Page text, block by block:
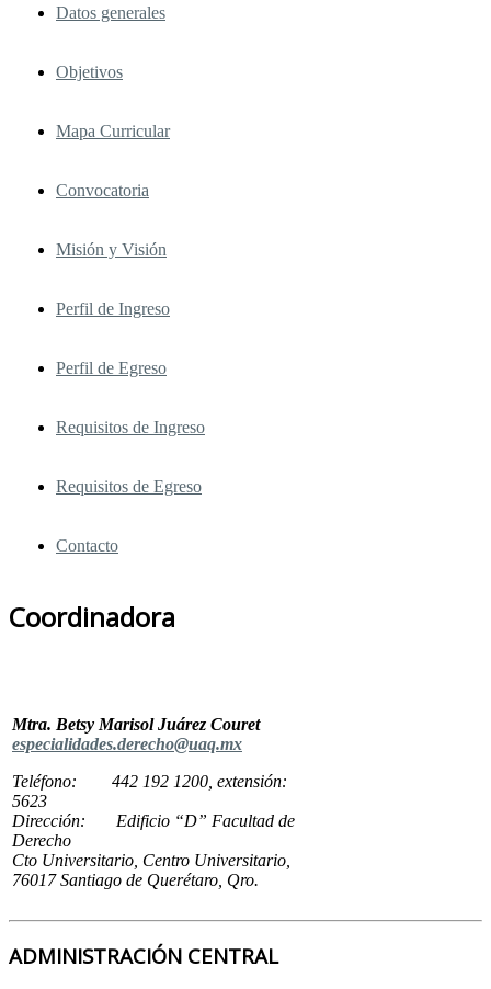
Datos generales
Objetivos
Mapa Curricular
Convocatoria
Misión y Visión
Perfil de Ingreso
Perfil de Egreso
Requisitos de Ingreso
Requisitos de Egreso
Contacto
Coordinadora
Mtra. Betsy Marisol Juárez Couret
especialidades.derecho@uaq.mx
Teléfono: 442 192 1200, extensión:
5623
Dirección: Edificio “D” Facultad de
Derecho
Cto Universitario, Centro Universitario,
76017 Santiago de Querétaro, Qro.
ADMINISTRACIÓN CENTRAL